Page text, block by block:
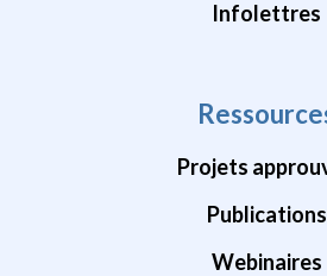
Infolettres
Projets
Publications
Webinaires